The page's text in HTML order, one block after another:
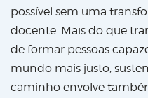
possível sem uma
docente. Mais do que
de formar pessoas
mundo mais justo,
caminho envolve